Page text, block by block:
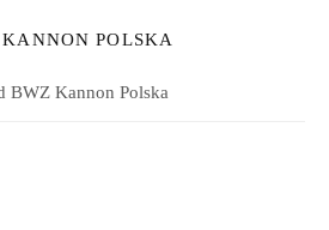
POLSKA
BWZ Kannon Polska